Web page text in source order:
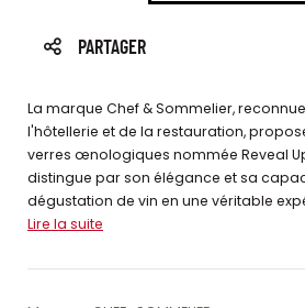
PARTAGER
La marque Chef & Sommelier,
l'hôtellerie et de la restauration,
verres œnologiques nommée Reveal
distingue par son élégance et sa
dégustation de vin en une véritable
Lire la suite